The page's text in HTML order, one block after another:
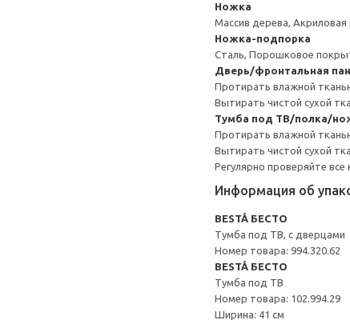
Ножка
Массив дерева, Акриловая
Ножка-подпорка
Сталь, Порошковое
Дверь/фронтальная
Протирать влажной
Вытирать чистой сухой
Тумба под ТВ/полка/
Протирать влажной
Вытирать чистой сухой
Регулярно проверяйте
Информация об
BESTÅ БЕСТО
Тумба под ТВ, с дверцами
Номер товара: 994.320.62
BESTÅ БЕСТО
Тумба под ТВ
Номер товара: 102.994.29
Ширина: 41 см